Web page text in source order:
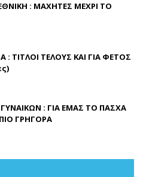
: ΜΑΧΗΤΕΣ ΜΕΧΡΙ ΤΟ
: ΤΙΤΛΟΙ ΤΕΛΟΥΣ ΚΑΙ ΓΙΑ ΦΕΤΟΣ
: ΓΙΑ ΕΜΑΣ ΤΟ ΠΑΣΧΑ
ΓΡΗΓΟΡΑ